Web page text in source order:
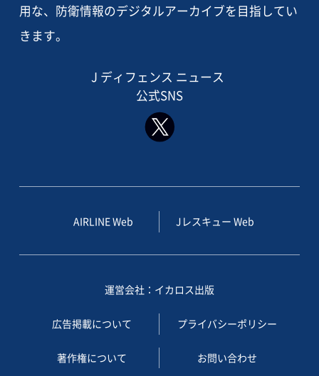
用な、防衛情報のデジタルアーカイブを目指してい
きます。
J ディフェンス ニュース
公式SNS
AIRLINE Web Jレスキュー Web
運営会社：イカロス出版
広告掲載について プライバシーポリシー
著作権について お問い合わせ